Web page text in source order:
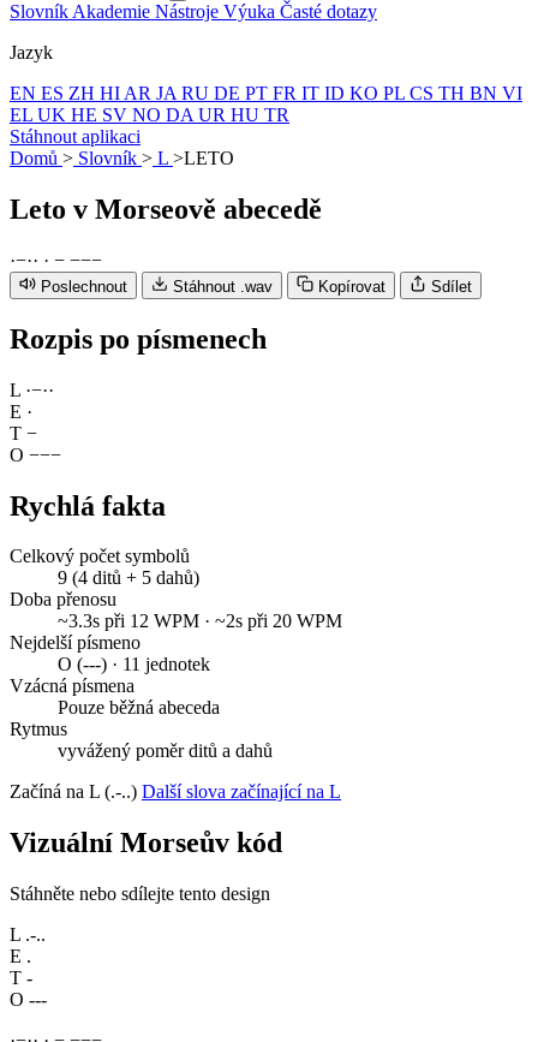
Slovník Akademie Nástroje Výuka Časté dotazy
Jazyk
EN ES ZH HI AR JA RU DE PT FR IT ID KO PL CS TH BN VI
EL UK HE SV NO DA UR HU TR
Stáhnout aplikaci
Domů > Slovník > L >LETO
Leto v Morseově abecedě
·−·· · − −−−
Poslechnout Stáhnout .wav Kopírovat Sdílet
Rozpis po písmenech
L ·−··
E ·
T −
O −−−
Rychlá fakta
Celkový počet symbolů
9 (4 ditů + 5 dahů)
Doba přenosu
~3.3s při 12 WPM · ~2s při 20 WPM
Nejdelší písmeno
O (---) · 11 jednotek
Vzácná písmena
Pouze běžná abeceda
Rytmus
vyvážený poměr ditů a dahů
Začíná na L (.-..) Další slova začínající na L
Vizuální Morseův kód
Stáhněte nebo sdílejte tento design
L .-..
E .
T -
O ---